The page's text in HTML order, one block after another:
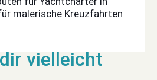
malerische Kreuzfahrten